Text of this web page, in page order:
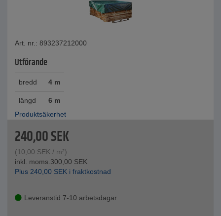
Art. nr.: 893237212000
Utförande
bredd 4 m
längd
6 m
Produktsäkerhet
240,00SEK
(10,00 SEK / m²)
inkl. moms.300,00 SEK
Plus 240,00 SEK i fraktkostnad
Leveranstid 7-10 arbetsdagar